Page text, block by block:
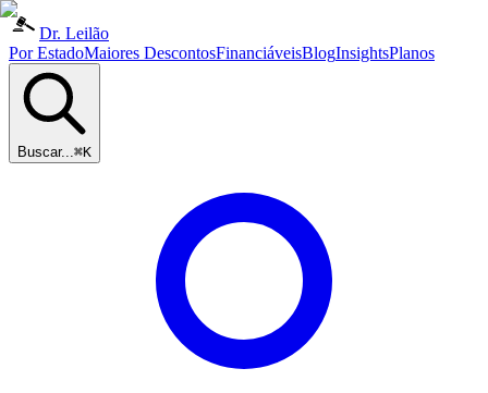
Dr. Leilão
Por EstadoMaiores DescontosFinanciáveisBlogInsightsPlanos
Buscar...⌘K